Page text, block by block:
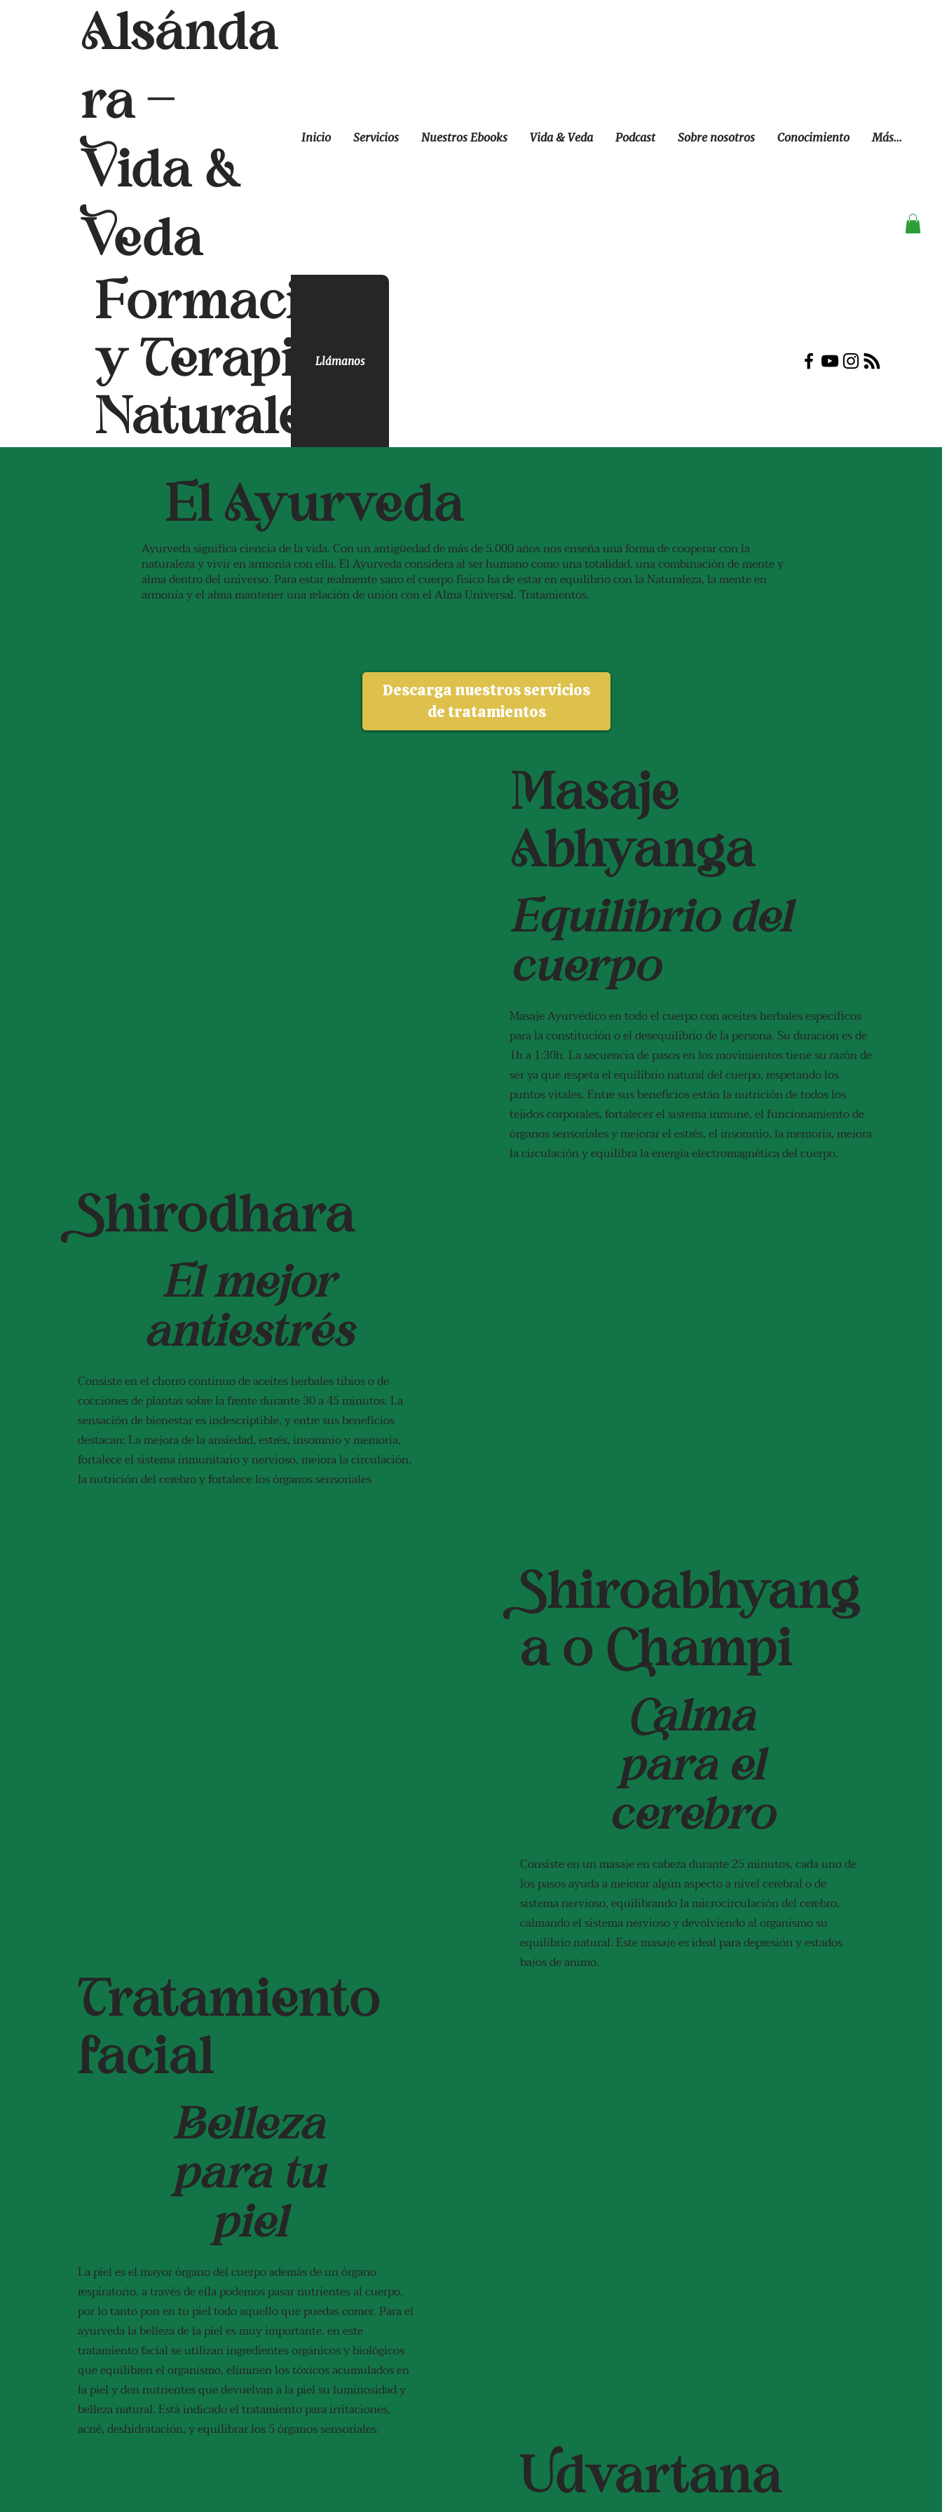
Inicio Servicios Nuestros Ebooks Vida & Veda Podcast Sobre nosotros Conocimiento Más...
Alsánda
ra-
Vida &
Veda
Formación
y Terapias
Naturales
Llámanos
Shirodhara
El mejor
antiestrés
Consiste en el chorro continuo de aceites herbales tibios o de
cocciones de plantas sobre la frente durante 30 a 45 minutos. La
sensación de bienestar es indescriptible, y entre sus beneficios
destacan: La mejora de la ansiedad, estrés, insomnio y memoria,
fortalece el sistema inmunitario y nervioso, mejora la circulación,
la nutrición del cerebro y fortalece los órganos sensoriales
Tratamiento
facial
Belleza
para tu
piel
La piel es el mayor órgano del cuerpo además de un órgano
respiratorio, a través de ella podemos pasar nutrientes al cuerpo,
por lo tanto pon en tu piel todo aquello que puedas comer. Para el
ayurveda la belleza de la piel es muy importante. en este
tratamiento facial se utilizan ingredientes orgánicos y biológicos
que equilibren el organismo, eliminen los tóxicos acumulados en
la piel y den nutrientes que devuelvan a la piel su luminosidad y
belleza natural. Está indicado el tratamiento para irritaciones,
acné, deshidratación, y equilibrar los 5 órganos sensoriales.
Masaje
Abhyanga
Equilibrio del
cuerpo
Masaje Ayurvédico en todo el cuerpo con aceites herbales específicos
para la constitución o el desequilibrio de la persona. Su duración es de
1h a 1:30h. La secuencia de pasos en los movimientos tiene su razón de
ser ya que respeta el equilibrio natural del cuerpo, respetando los
puntos vitales. Entre sus beneficios están la nutrición de todos los
tejidos corporales, fortalecer el sistema inmune, el funcionamiento de
órganos sensoriales y mejorar el estrés, el insomnio, la memoria, mejora
la circulación y equilibra la energía electromagnética del cuerpo.
Shiroabhyang
a o Champi
Calma
para el
cerebro
Consiste en un masaje en cabeza durante 25 minutos, cada uno de
los pasos ayuda a mejorar algún aspecto a nivel cerebral o de
sistema nervioso, equilibrando la microcirculación del cerebro,
calmando el sistema nervioso y devolviendo al organismo su
equilibrio natural. Este masaje es ideal para depresión y estados
bajos de animo.
Udvartana
El Ayurveda
Ayurveda significa ciencia de la vida. Con un antigüedad de más de 5.000 años nos enseña una forma de cooperar con la
naturaleza y vivir en armonía con ella. El Ayurveda considera al ser humano como una totalidad, una combinación de mente y
alma dentro del universo. Para estar realmente sano el cuerpo físico ha de estar en equilibrio con la Naturaleza, la mente en
armonía y el alma mantener una relación de unión con el Alma Universal. Tratamientos.
Descarga nuestros servicios
de tratamientos